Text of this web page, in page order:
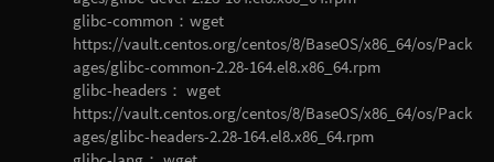
glibc-common：wget
https://vault.centos.org/centos/8/BaseOS/x86_64/os/Pack
ages/glibc-common-2.28-164.el8.x86_64.rpm
glibc-headers： wget
https://vault.centos.org/centos/8/BaseOS/x86_64/os/Pack
ages/glibc-headers-2.28-164.el8.x86_64.rpm